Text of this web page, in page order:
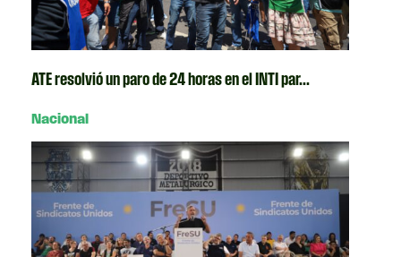
ATE resolvió un paro de 24 horas en el INTI par...
Nacional